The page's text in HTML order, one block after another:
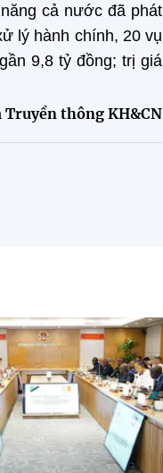
cả nước đã phát
lý hành chính, 20 vụ
9,8 tỷ đồng; trị giá
thông KH&CN